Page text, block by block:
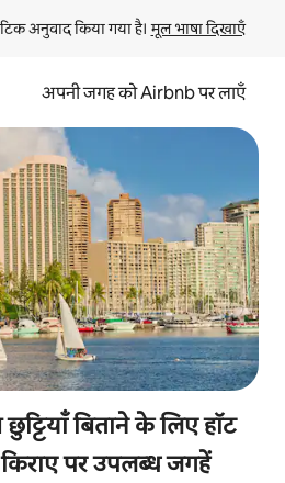
अनुवाद किया गया है। मूल भाषा दिखाएँ
अपनी जगह को Airbnb पर लाएँ
बिताने के लिए हॉट
पर उपलब्ध जगहें